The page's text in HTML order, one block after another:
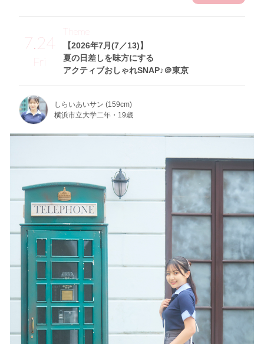
7.24
Fri
【2026年7月(7／13)】
夏の日差しを味方にする
アクティブおしゃれSNAP♪＠東京
Theme
しらいあいサン (159cm)
横浜市立大学二年・19歳